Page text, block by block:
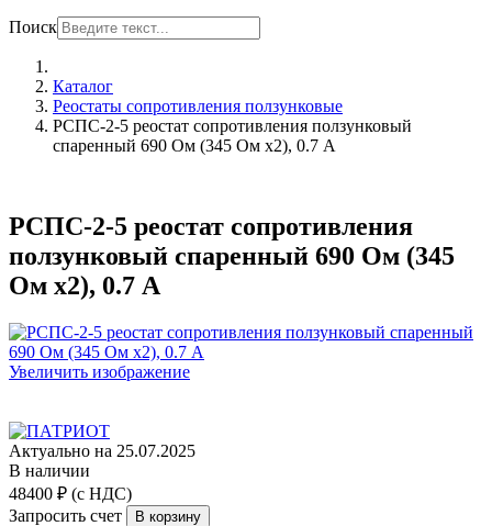
Поиск
Каталог
Реостаты сопротивления ползунковые
РСПС-2-5 реостат сопротивления ползунковый
спаренный 690 Ом (345 Ом х2), 0.7 А
РСПС-2-5 реостат сопротивления
ползунковый спаренный 690 Ом (345
Ом х2), 0.7 А
Увеличить изображение
Актуально на 25.07.2025
В наличии
48400 ₽ (с НДС)
Запросить счет